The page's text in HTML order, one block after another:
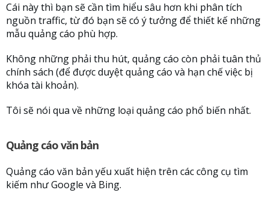
Cái này thì bạn sẽ cần tìm hiểu sâu hơn khi phân tích
nguồn traffic, từ đó bạn sẽ có ý tưởng để thiết kế những
mẫu quảng cáo phù hợp.
Không những phải thu hút, quảng cáo còn phải tuân thủ
chính sách (để được duyệt quảng cáo và hạn chế việc bị
khóa tài khoản).
Tôi sẽ nói qua về những loại quảng cáo phổ biến nhất.
Quảng cáo văn bản
Quảng cáo văn bản yếu xuất hiện trên các công cụ tìm
kiếm như Google và Bing.